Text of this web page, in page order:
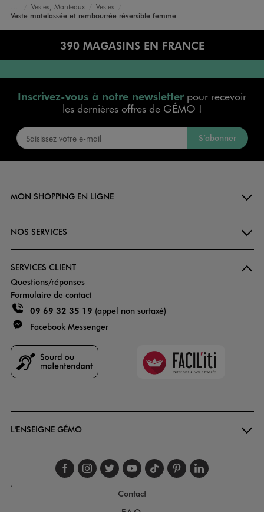
Accueil
Femme
Vêtements
Vestes, Manteaux
Vestes
Veste matelassée et rembourrée réversible femme
390 MAGASINS EN FRANCE
Inscrivez-vous à notre newsletterpour recevoir
les dernières offres de GÉMO !
S’abonner
MON SHOPPING EN LIGNE
NOS SERVICES
SERVICES CLIENT
Questions/réponses
Formulaire de contact
09 69 32 35 19 (appel non surtaxé)
Facebook Messenger
Faciliti
L'ENSEIGNE GÉMO
Suivez-nous sur
Suivez-nous sur
Suivez-nous sur
Suivez-nous
Suivez-nous
Suivez-
.
Contact